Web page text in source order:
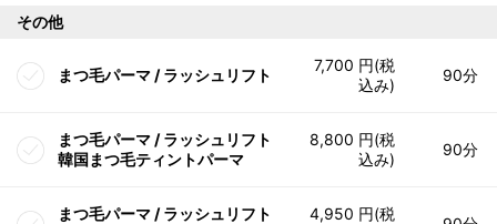
その他
まつ毛パーマ / ラッシュリフト
7,700 円(税
込み)
90分
まつ毛パーマ / ラッシュリフト
韓国まつ毛ティントパーマ
8,800 円(税
込み)
90分
まつ毛パーマ / ラッシュリフト 4,950 円(税